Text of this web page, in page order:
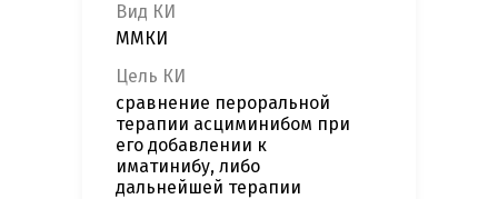
Вид КИ
ММКИ
Цель КИ
сравнение пероральной
терапии асциминибом при
его добавлении к
иматинибу, либо
дальнейшей терапии